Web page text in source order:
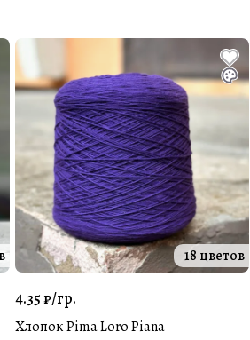
18 цветов
4.35 ₽/гр.
Хлопок Pima Loro Piana